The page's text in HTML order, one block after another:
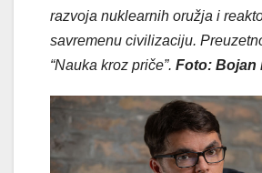
razvoja nuklearnih oružja i
savremenu civilizaciju.
“Nauka kroz priče”. Foto: Bojan